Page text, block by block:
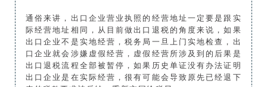
通俗来讲，出口企业营业执照的经营地址一定要是跟实
际经营地址相同，从目前做出口退税的角度来说，如果
出口企业不是实地经营，税务局一旦上门实地检查，出
口企业就会涉嫌虚假经营，虚假经营所涉及到的后果是
出口退税流程全部被暂停，如果历史单证没有办法证明
出口企业是在实际经营，很有可能会导致原先已经退下